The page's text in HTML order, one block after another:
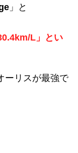
」と
L」とい
ーリスが最強で